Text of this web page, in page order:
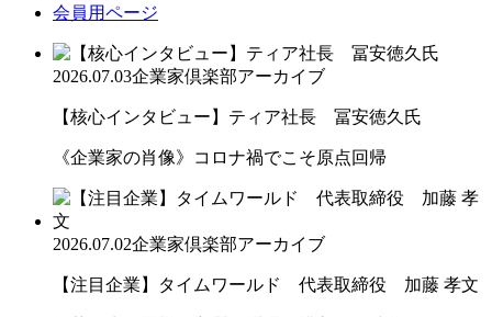
会員用ページ
2026.07.03企業家倶楽部アーカイブ
【核心インタビュー】ティア社長 冨安徳久氏
《企業家の肖像》コロナ禍でこそ原点回帰
2026.07.02企業家倶楽部アーカイブ
【注目企業】タイムワールド 代表取締役 加藤 孝文